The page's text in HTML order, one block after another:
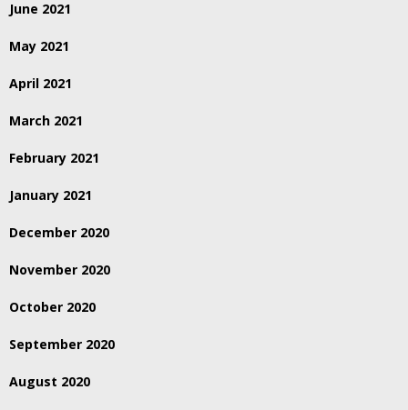
June 2021
May 2021
April 2021
March 2021
February 2021
January 2021
December 2020
November 2020
October 2020
September 2020
August 2020